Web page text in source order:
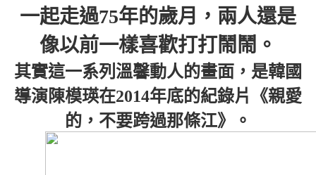
一起走過75年的歲月，兩人還是
像以前一樣喜歡打打鬧鬧。
其實這一系列溫馨動人的畫面，是韓國
導演陳模瑛在2014年底的紀錄片《親愛
的，不要跨過那條江》。